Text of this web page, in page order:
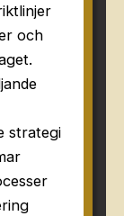
och
strategi